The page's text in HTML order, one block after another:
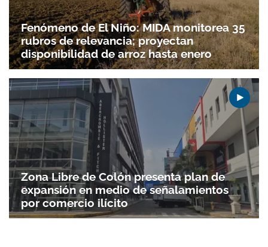
Fenómeno de El Niño: MIDA monitorea 35
rubros de relevancia; proyectan
disponibilidad de arroz hasta enero
Zona Libre de Colón presenta plan de
expansión en medio de señalamientos
por comercio ilícito